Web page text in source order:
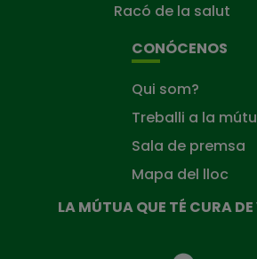
Racó de la salut
CONÓCENOS
Qui som?
Treballi a la
Sala de premsa
Mapa del lloc
LA MÚTUA QUE TÉ CURA